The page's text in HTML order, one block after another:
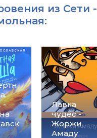
из Сети -
:
-
Лавка
чудес -
Жоржи
Амаду